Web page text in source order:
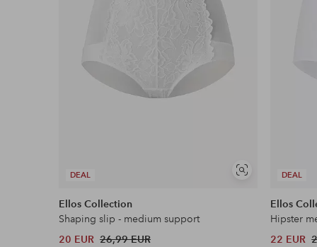
Lees meer
Flexibele betaalwijze
DEAL
Soortgelijke
Ellos Collection
Shaping slip - medium support
20 EUR 26,99 EUR
DEAL
Ellos
Hipster
22 EUR